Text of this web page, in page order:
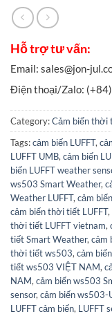
Category:Cảm biến thời
Tags:cảm biến LUFFT,
LUFFT UMB,cảm biến
biến LUFFT weather
ws503 Smart Weather,
Weather LUFFT,cảm
cảm biến thời tiết LUFFT,
thời tiết LUFFT vietnam,
tiết Smart Weather,cảm
thời tiết ws503,cảm
tiết ws503 VIỆT NAM,
NAM,cảm biến ws503
sensor,cảm biến ws503-
LUFFT cảm biến, LUFFT